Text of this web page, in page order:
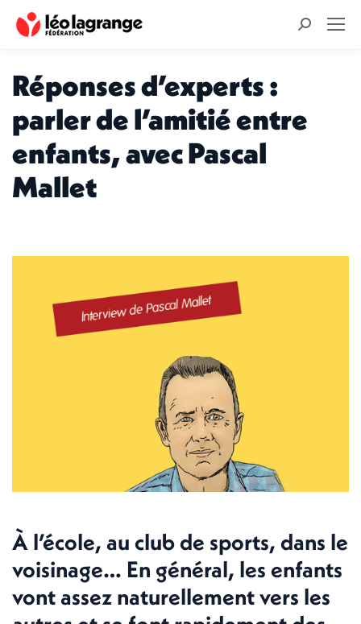
Recherche
Réponses d’experts :
parler de l’amitié entre
enfants, avec Pascal
Mallet
À l’école, au club de sports, dans le
voisinage… En général, les enfants
vont assez naturellement vers les